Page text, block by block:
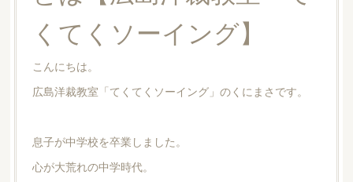
くてくソーイング】
こんにちは。
広島洋裁教室「てくてくソーイング」のくにまさです。
息子が中学校を卒業しました。
心が大荒れの中学時代。